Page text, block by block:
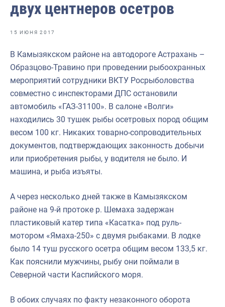
Отраслевые СМИ
Рыбоохрана России
Отрасль в цифрах
Инфографика
Большая африканская экспедиция
События в России и мире
двух центнеров осетров
15 ИЮНЯ 2017
В Камызякском районе на автодороге Астрахань –
Образцово-Травино при проведении рыбоохранных
мероприятий сотрудники ВКТУ Росрыболовства
совместно с инспекторами ДПС остановили
автомобиль «ГАЗ-31100». В салоне «Волги»
находились 30 тушек рыбы осетровых пород общим
весом 100 кг. Никаких товарно-сопроводительных
документов, подтверждающих законность добычи
или приобретения рыбы, у водителя не было. И
машина, и рыба изъяты.
А через несколько дней также в Камызякском
районе на 9-й протоке р. Шемаха задержан
пластиковый катер типа «Касатка» под руль-
мотором «Ямаха-250» с двумя рыбаками. В лодке
было 14 туш русского осетра общим весом 133,5 кг.
Как пояснили мужчины, рыбу они поймали в
Северной части Каспийского моря.
В обоих случаях по факту незаконного оборота